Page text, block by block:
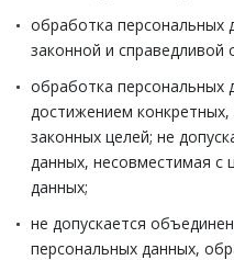
обработка персональных
законной и справедливой
обработка персональных
достижением
законных целей; не
данных, несовместимая с
данных;
не допускается
персональных данных,